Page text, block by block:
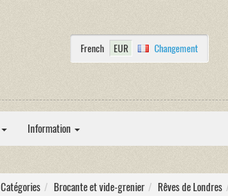
French EUR Changement
Information
Catégories Brocante et vide-grenier Rêves de Londres